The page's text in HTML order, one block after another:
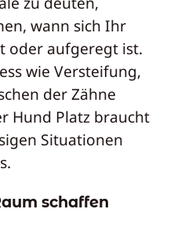
wann sich Ihr
oder aufgeregt ist.
wie Versteifung,
der Zähne
Hund Platz braucht
Situationen
schaffen